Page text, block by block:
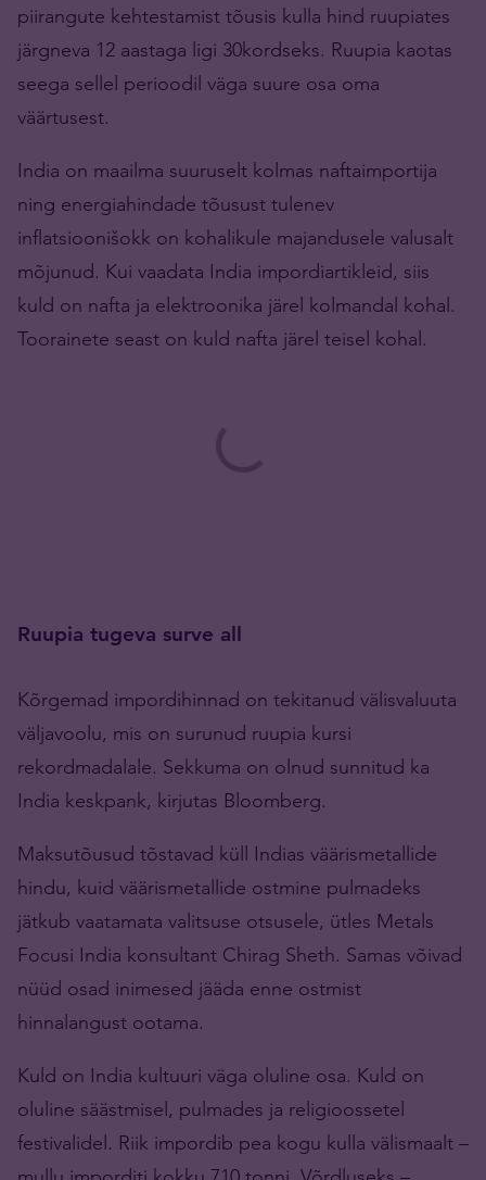
piirangute kehtestamist tõusis kulla hind ruupiates
järgneva 12 aastaga ligi 30kordseks. Ruupia kaotas
seega sellel perioodil väga suure osa oma
väärtusest.
India on maailma suuruselt kolmas naftaimportija
ning energiahindade tõusust tulenev
inflatsioonišokk on kohalikule majandusele valusalt
mõjunud. Kui vaadata India impordiartikleid, siis
kuld on nafta ja elektroonika järel kolmandal kohal.
Toorainete seast on kuld nafta järel teisel kohal.
Ruupia tugeva surve all
Kõrgemad impordihinnad on tekitanud välisvaluuta
väljavoolu, mis on surunud ruupia kursi
rekordmadalale. Sekkuma on olnud sunnitud ka
India keskpank, kirjutas Bloomberg.
Maksutõusud tõstavad küll Indias väärismetallide
hindu, kuid väärismetallide ostmine pulmadeks
jätkub vaatamata valitsuse otsusele, ütles Metals
Focusi India konsultant Chirag Sheth. Samas võivad
nüüd osad inimesed jääda enne ostmist
hinnalangust ootama.
Kuld on India kultuuri väga oluline osa. Kuld on
oluline säästmisel, pulmades ja religioossetel
festivalidel. Riik impordib pea kogu kulla välismaalt –